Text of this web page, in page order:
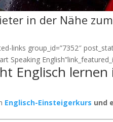
in der Nähe
links group_id=”7352″
Speaking
Englisch
Englisch-Einsteigerkurs und